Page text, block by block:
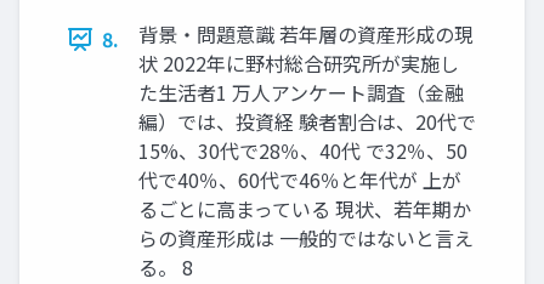
8.
背景・問題意識 若年層の資産形成の現
状 2022年に野村総合研究所が実施し
た生活者1 万人アンケート調査（金融
編）では、投資経 験者割合は、20代で
15%、30代で28％、40代 で32％、50
代で40％、60代で46％と年代が 上が
るごとに高まっている 現状、若年期か
らの資産形成は 一般的ではないと言え
る。 8